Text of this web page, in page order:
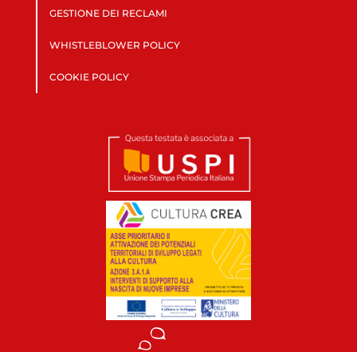
GESTIONE DEI RECLAMI
WHISTLEBLOWER POLICY
COOKIE POLICY